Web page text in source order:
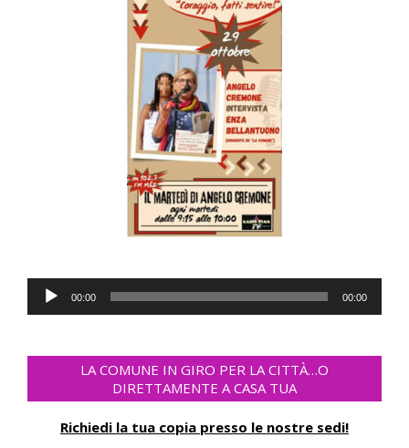
Audio-
Player
00:00 00:00
LA COMUNE IN GIRO PER LA CITTÀ…O
DIRETTAMENTE A CASA TUA
Richiedi la tua copia presso le nostre sedi!